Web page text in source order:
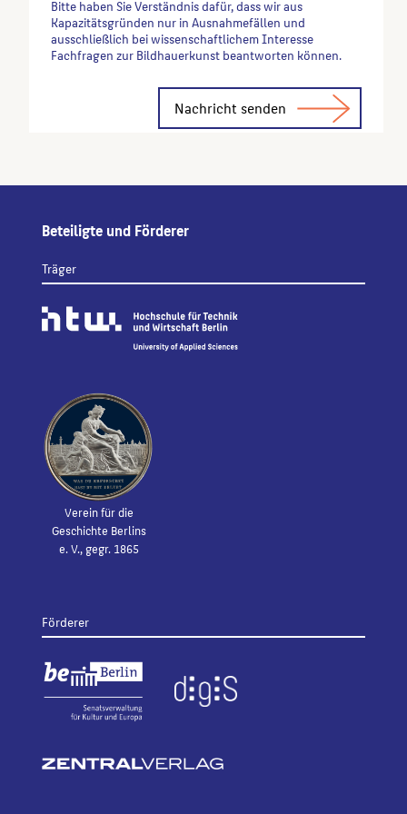
Bitte haben Sie Verständnis dafür, dass wir aus
Kapazitätsgründen nur in Ausnahmefällen und
ausschließlich bei wissenschaftlichem Interesse
Fachfragen zur Bildhauerkunst beantworten können.
Beteiligte und Förderer
Träger
Verein für die
Geschichte Berlins
e. V., gegr. 1865
Förderer